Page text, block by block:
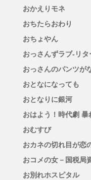
おかえりモネ
おちたらおわり
おちょやん
おっさんずラブ-リタ
おっさんのパンツが
おとなになっても
おとなりに銀河
おはよう！時代劇 暴
おむすび
おカネの切れ目が恋
おコメの女－国税局
お別れホスピタル